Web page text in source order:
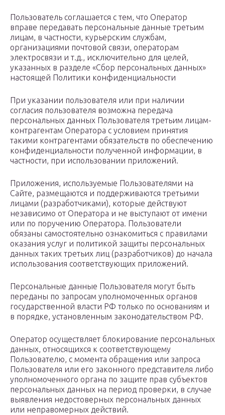
Пользователь соглашается с тем, что Оператор
вправе передавать персональные данные третьим
лицам, в частности, курьерским службам,
организациями почтовой связи, операторам
электросвязи и т.д., исключительно для целей,
указанных в разделе «Сбор персональных данных»
настоящей Политики конфиденциальности
При указании пользователя или при наличии
согласия пользователя возможна передача
персональных данных Пользователя третьим лицам-
контрагентам Оператора с условием принятия
такими контрагентами обязательств по обеспечению
конфиденциальности полученной информации, в
частности, при использовании приложений.
Приложения, используемые Пользователями на
Сайте, размещаются и поддерживаются третьими
лицами (разработчиками), которые действуют
независимо от Оператора и не выступают от имени
или по поручению Оператора. Пользователи
обязаны самостоятельно ознакомиться с правилами
оказания услуг и политикой защиты персональных
данных таких третьих лиц (разработчиков) до начала
использования соответствующих приложений.
Персональные данные Пользователя могут быть
переданы по запросам уполномоченных органов
государственной власти РФ только по основаниям и
в порядке, установленным законодательством РФ.
Оператор осуществляет блокирование персональных
данных, относящихся к соответствующему
Пользователю, с момента обращения или запроса
Пользователя или его законного представителя либо
уполномоченного органа по защите прав субъектов
персональных данных на период проверки, в случае
выявления недостоверных персональных данных
или неправомерных действий.